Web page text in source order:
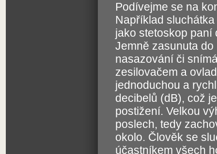
Podívejme se na
Například
jako stetoskop paní
Jemně zasunuta
nasazování či
zesilovačem a
jednoduchou a
decibelů (dB), což
postižení. Velkou
poslech, tedy
okolo. Člověk se
účastníkem všech